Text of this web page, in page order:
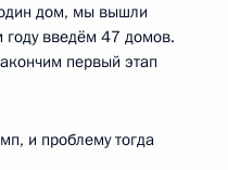
дом, мы вышли
введём 47 домов.
первый этап
и проблему тогда